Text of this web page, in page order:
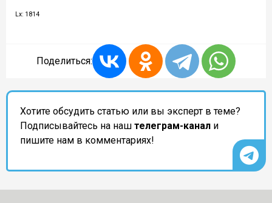
Lx: 1814
Поделиться:
Хотите обсудить статью или вы эксперт в теме?
Подписывайтесь на наш телеграм-канал и
пишите нам в комментариях!